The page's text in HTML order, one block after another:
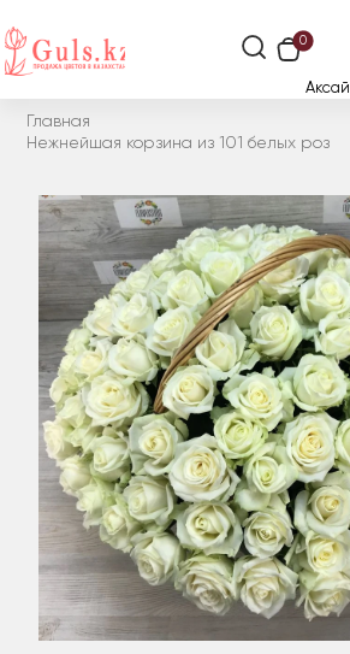
0
Аксай
Главная
Нежнейшая корзина из 101 белых роз